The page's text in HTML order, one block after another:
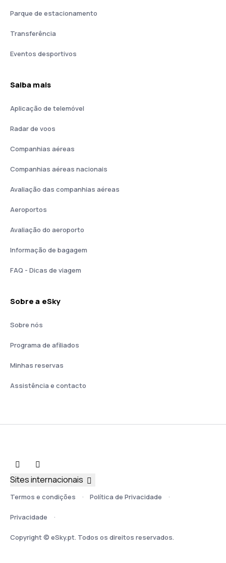
Parque de estacionamento
Transferência
Eventos desportivos
Saiba mais
Aplicação de telemóvel
Radar de voos
Companhias aéreas
Companhias aéreas nacionais
Avaliação das companhias aéreas
Aeroportos
Avaliação do aeroporto
Informação de bagagem
FAQ - Dicas de viagem
Sobre a eSky
Sobre nós
Programa de afiliados
Minhas reservas
Assistência e contacto
Termos e condições Política de Privacidade
Privacidade
Copyright © eSky.pt. Todos os direitos reservados.
Sites internacionais